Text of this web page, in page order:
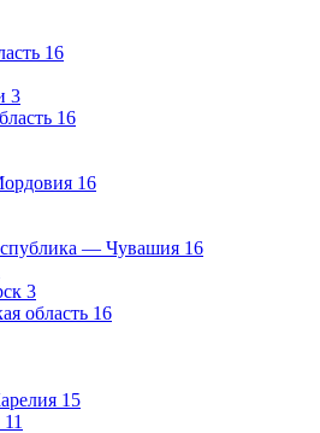
16
3
16
16
— Чувашия 16
3
область 16
15
11